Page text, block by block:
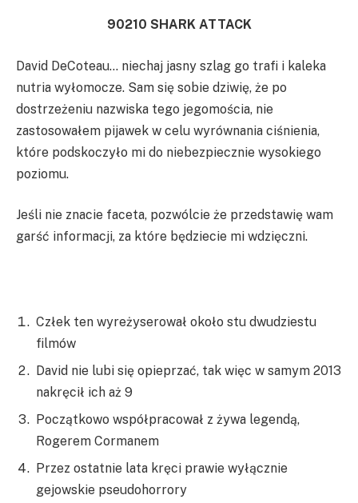
90210 SHARK ATTACK
David DeCoteau… niechaj jasny szlag go trafi i kaleka
nutria wyłomocze. Sam się sobie dziwię, że po
dostrzeżeniu nazwiska tego jegomościa, nie
zastosowałem pijawek w celu wyrównania ciśnienia,
które podskoczyło mi do niebezpiecznie wysokiego
poziomu.
Jeśli nie znacie faceta, pozwólcie że przedstawię wam
garść informacji, za które będziecie mi wdzięczni.
Człek ten wyreżyserował około stu dwudziestu
filmów
David nie lubi się opieprzać, tak więc w samym 2013
nakręcił ich aż 9
Początkowo współpracował z żywa legendą,
Rogerem Cormanem
Przez ostatnie lata kręci prawie wyłącznie
gejowskie pseudohorrory